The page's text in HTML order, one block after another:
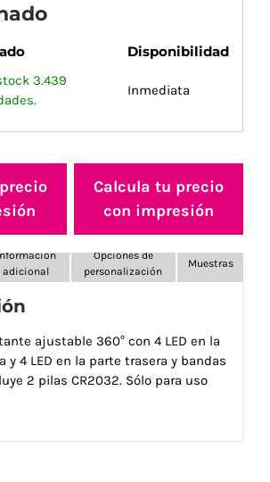
Disponibilidad
3.439
Inmediata
Calcula tu precio
con impresión
adicional
Opciones de
personalización
Muestras
ajustable 360° con 4 LED en la
y 4 LED en la parte trasera y bandas
2 pilas CR2032. Sólo para uso